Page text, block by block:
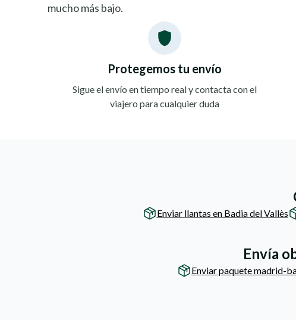
mucho más bajo.
Protegemos tu envío
Sigue el envío en tiempo real y contacta con el
viajero para cualquier duda
Enviar llantas en Badia del Vallès
Envía
Enviar paquete madrid-